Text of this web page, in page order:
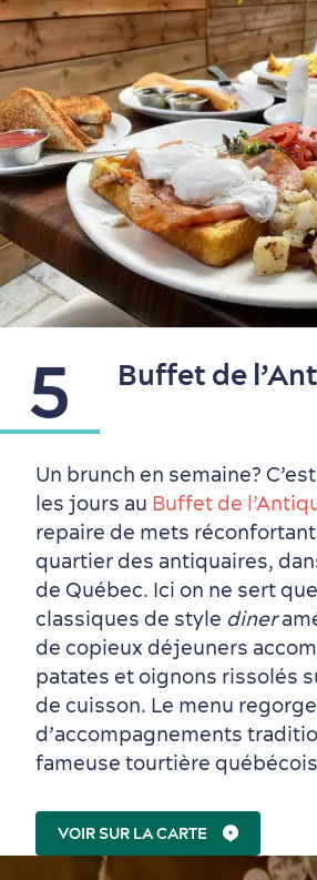
Nature à proximité
Magasinage
5 Buffet de
Un brunch en semaine?
les jours au Buffet de
repaire de mets
quartier des antiquaires,
de Québec. Ici on ne sert
classiques de style diner
de copieux déjeuners
patates et oignons rissolés
de cuisson. Le menu
d’accompagnements
fameuse tourtière
VOIR SUR LA CARTE